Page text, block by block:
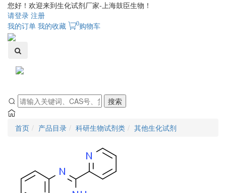
您好！欢迎来到生化试剂厂家-上海鼓臣生物！
请登录 注册
我的订单 我的收藏 0购物车
搜索
首页 产品目录 科研生物试剂类 其他生化试剂